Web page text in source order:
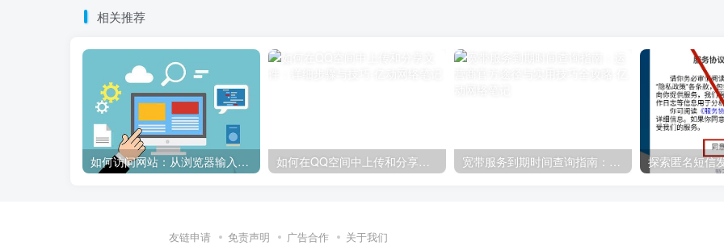
相关推荐
如何访问网站：从浏览器输入到页面加载的完整步骤详解
友链申请 免责声明 广告合作 关于我们